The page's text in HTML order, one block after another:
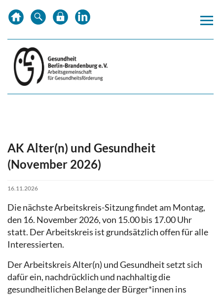
Inhalt
Hauptnavigation
Subnavigation
AK Alter(n) und Gesundheit
(November 2026)
16.11.2026
Die nächste Arbeitskreis-Sitzung findet am Montag,
den 16. November 2026, von 15.00 bis 17.00 Uhr
statt. Der Arbeitskreis ist grundsätzlich offen für alle
Interessierten.
Der Arbeitskreis Alter(n) und Gesundheit setzt sich
dafür ein, nachdrücklich und nachhaltig die
gesundheitlichen Belange der Bürger*innen ins